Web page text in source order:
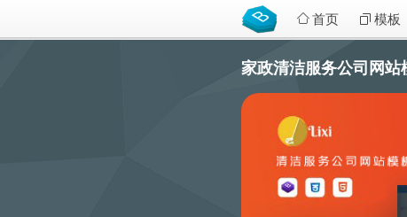
首页 模板
家政清洁服务公司网